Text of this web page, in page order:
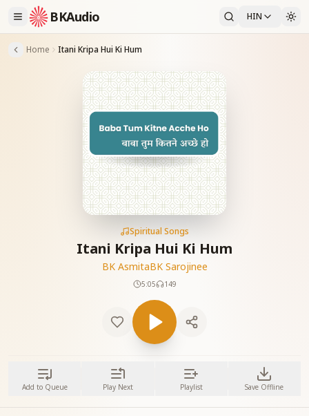
BKAudio HIN
Home Itani Kripa Hui Ki Hum
Spiritual Songs
Itani Kripa Hui Ki Hum
BK AsmitaBK Sarojinee
5:05 149
Add to Queue Play Next Playlist Save Offline